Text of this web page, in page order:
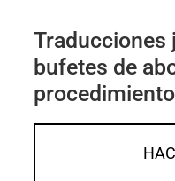
Traducciones
bufetes de